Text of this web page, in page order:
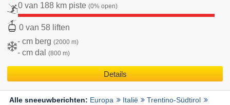
0 van 188 km piste (0% open)
0 van 58 liften
- cm berg (2000 m)
- cm dal (800 m)
Details
Alle sneeuwberichten: Europa Italië
Trentino-Südtirol